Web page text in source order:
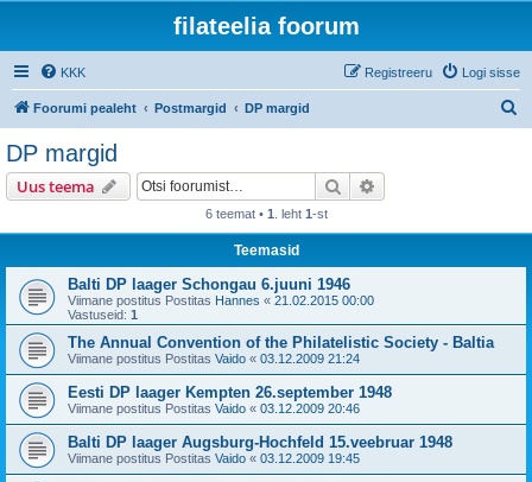
filateelia foorum
KKK Logi sisse
Registreeru
Foorumi pealeht Postmargid DP margid
DP margid
Uus teema Otsi
6 teemat • 1 . leht 1-st
Teemasid
Balti DP laager Schongau 6.juuni 1946
Viimane postitus Postitas Hannes « 21.02.2015 00:00
Vastuseid: 1
The Annual Convention of the Philatelistic Society - Baltia
Viimane postitus Postitas Vaido « 03.12.2009 21:24
Eesti DP laager Kempten 26.september 1948
Viimane postitus Postitas Vaido « 03.12.2009 20:46
Balti DP laager Augsburg-Hochfeld 15.veebruar 1948
Viimane postitus Postitas Vaido « 03.12.2009 19:45